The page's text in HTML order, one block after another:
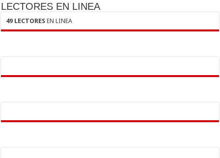
LECTORES EN LINEA
49 LECTORES EN LINEA